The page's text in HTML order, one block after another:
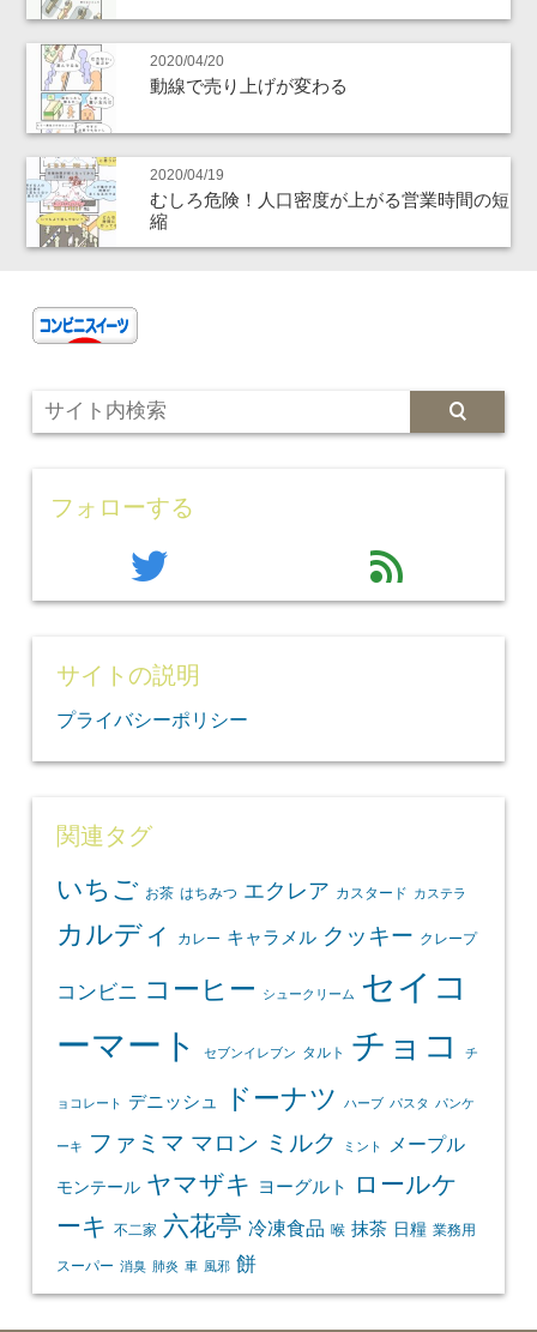
2020/04/20
動線で売り上げが変わる
2020/04/19
むしろ危険！人口密度が上がる営業時間の短
縮
フォローする
twitter feed
サイトの説明
プライバシーポリシー
関連タグ
いちご お茶 はちみつ エクレア カスタード カステラ
カルディ カレー キャラメル クッキー クレープ
コンビニ コーヒー シュークリーム セイコ
ーマート
セブンイレブン タルト チョコ チ
ョコレート デニッシュ ドーナツ ハーブ パスタ パンケ
ーキ ファミマ マロン ミルク ミント メープル
モンテール ヤマザキ ヨーグルト
ロールケ
ーキ 不二家 六花亭 冷凍食品 喉 抹茶 日糧 業務用
スーパー 消臭 肺炎 車 風邪 餅